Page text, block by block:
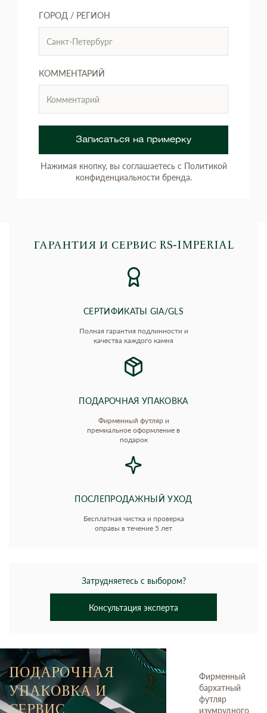
ГОРОД / РЕГИОН
КОММЕНТАРИЙ
Записаться на примерку
Нажимая кнопку, вы соглашаетесь с Политикой
конфиденциальности бренда.
ГАРАНТИЯ И СЕРВИС RS‑IMPERIAL
СЕРТИФИКАТЫ GIA/GLS
Полная гарантия подлинности и
качества каждого камня
ПОДАРОЧНАЯ УПАКОВКА
Фирменный футляр и
премиальное оформление в
подарок
ПОСЛЕПРОДАЖНЫЙ УХОД
Бесплатная чистка и проверка
оправы в течение 5 лет
Затрудняетесь с выбором?
Консультация эксперта
ПОДАРОЧНАЯ
УПАКОВКА И
СЕРВИС
Фирменный
бархатный
футляр
изумрудного